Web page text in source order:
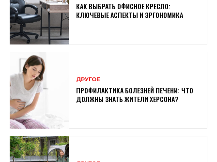
КАК ВЫБРАТЬ ОФИСНОЕ КРЕСЛО:
КЛЮЧЕВЫЕ АСПЕКТЫ И ЭРГОНОМИКА
ДРУГОЕ
ПРОФИЛАКТИКА БОЛЕЗНЕЙ ПЕЧЕНИ: ЧТО
ДОЛЖНЫ ЗНАТЬ ЖИТЕЛИ ХЕРСОНА?